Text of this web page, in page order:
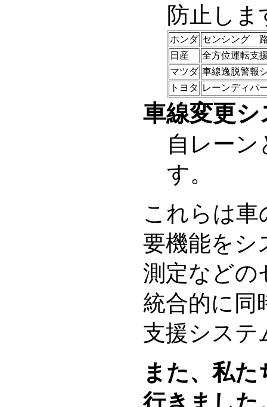
防止しま
ホンダ センシング
日産
全方位運転支
マツダ 車線逸脱警報
トヨタ レーンディパ
車線変更
自レー
す。
これらは
要機能をシ
測定などの
統合的に同
支援システ
また、私